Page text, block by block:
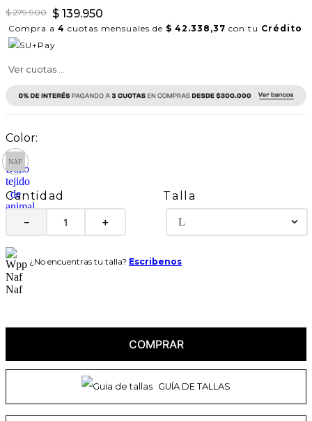
$ 279.900 $ 139.950
Compra a 4 cuotas mensuales de $ 42.338,37 con tu Crédito
Ver cuotas ...
Cantidad
＋
－
Talla
L
¿No encuentras tu talla? Escribenos
COMPRAR
GUÍA DE TALLAS